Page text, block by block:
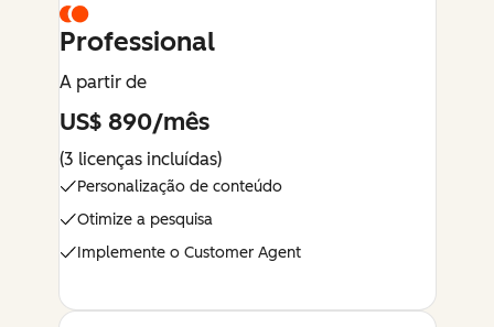
Professional
A partir de
US$ 890/mês
(3 licenças incluídas)
Personalização de conteúdo
Otimize a pesquisa
Implemente o Customer Agent